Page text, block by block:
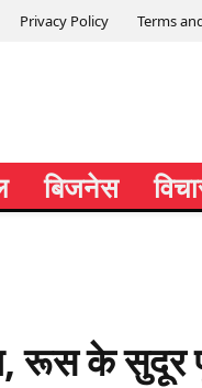
Privacy Policy Terms
बिजनेस
रूस के सुदूर